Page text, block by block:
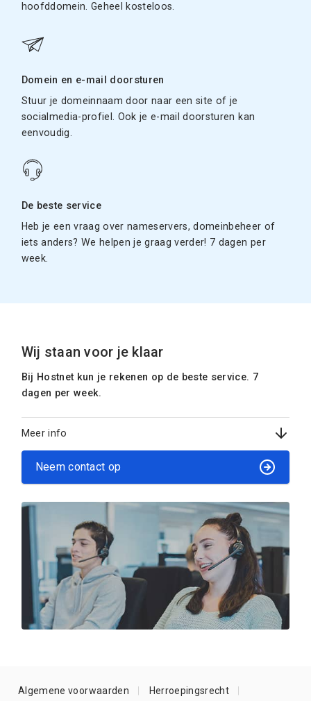
hoofddomein. Geheel kosteloos.
Domein en e-mail doorsturen
Stuur je domeinnaam door naar een site of je
socialmedia-profiel. Ook je e-mail doorsturen kan
eenvoudig.
De beste service
Heb je een vraag over nameservers, domeinbeheer of
iets anders? We helpen je graag verder! 7 dagen per
week.
Wij staan voor je klaar
Bij Hostnet kun je rekenen op de beste service. 7
dagen per week.
Meer info
Neem contact op
Algemene voorwaarden Herroepingsrecht